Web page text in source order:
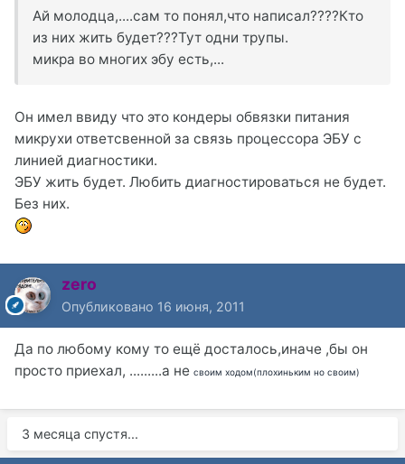
Ай молодца,....сам то понял,что написал????Кто
из них жить будет???Тут одни трупы.
микра во многих эбу есть,...
Он имел ввиду что это кондеры обвязки питания
микрухи ответсвенной за связь процессора ЭБУ с
линией диагностики.
ЭБУ жить будет. Любить диагностироваться не будет.
Без них.
zero
Опубликовано 16 июня, 2011
Да по любому кому то ещё досталось,иначе ,бы он
просто приехал, .........а не своим ходом(плохиньким но своим)
3 месяца спустя...